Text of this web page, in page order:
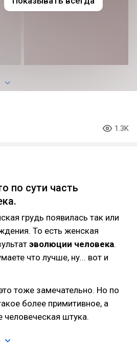
1.3K
по сути часть
грудь появилась так или
То есть женская
эволюции человека.
что лучше, ну... вот и
тоже замечательно. Но по
более примитивное, а
человеческая штука.